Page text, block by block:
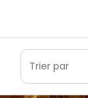
Trier par